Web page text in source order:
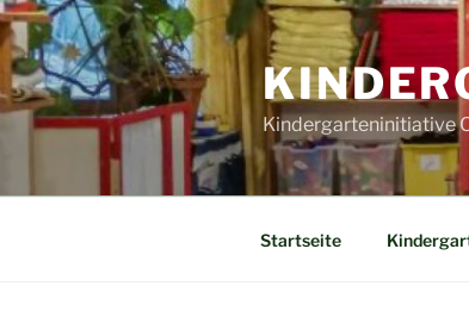
Zum
Inhalt
springen
Kindergarteninitiative
Startseite